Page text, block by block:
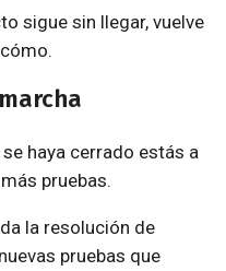
sigue sin llegar, vuelve
haya cerrado estás a
pruebas.
la resolución de
pruebas que